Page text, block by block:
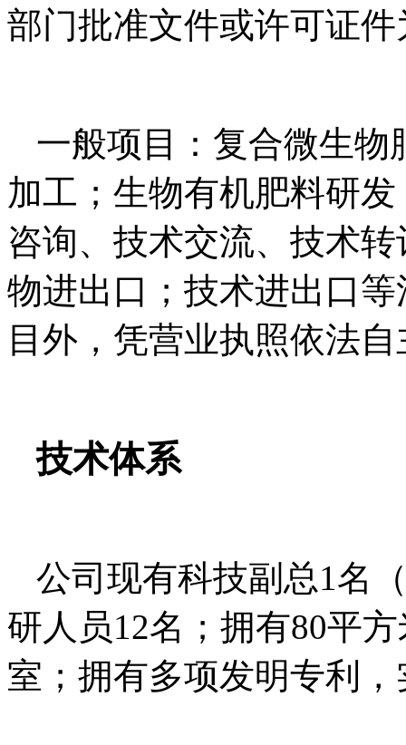
部门批准文件或许可证件
一般项目：复合微生物
加工；生物有机肥料研
咨询、技术交流、技术
物进出口；技术进出口
目外，凭营业执照依法
技术体系
公司现有科技副总1名
研人员12名；拥有80平
室；拥有多项发明专利